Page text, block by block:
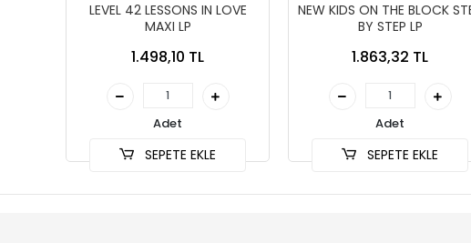
LEVEL 42 LESSONS IN LOVE
MAXI LP
1.498,10 TL
Adet
SEPETE EKLE
NEW KIDS ON THE BLOCK
BY STEP LP
1.863,32 TL
Adet
SEPETE EKLE